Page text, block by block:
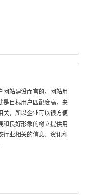
网站建设而言的，网站用
是目标用户匹配度高，来
关，所以企业可以很方便
和良好形象的树立提供用
行业相关的信息、资讯和